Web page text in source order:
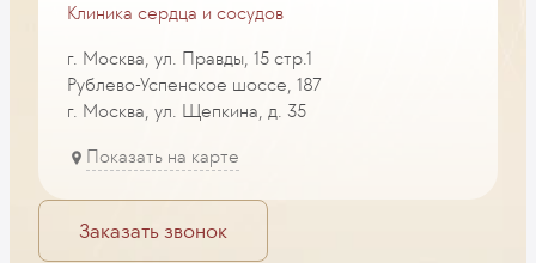
Клиника сердца и сосудов
г. Москва, ул. Правды, 15 стр.1
Рублево-Успенское шоссе, 187
г. Москва, ул. Щепкина, д. 35
Показать на карте
Заказать звонок